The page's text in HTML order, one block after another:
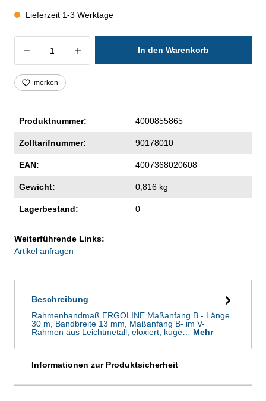
Lieferzeit 1-3 Werktage
Produkt Anzahl: Gib den gewünschten
In den Warenkorb
merken
Produktnummer: 4000855865
Zolltarifnummer: 90178010
EAN: 4007368020608
Gewicht: 0,816 kg
Lagerbestand: 0
Weiterführende Links:
Artikel anfragen
Beschreibung
Rahmenbandmaß ERGOLINE Maßanfang B - Länge
30 m, Bandbreite 13 mm, Maßanfang B- im V-
Rahmen aus Leichtmetall, eloxiert, kuge… Mehr
Informationen zur Produktsicherheit